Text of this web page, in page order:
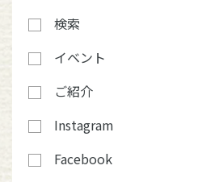
検索
イベント
ご紹介
Instagram
Facebook